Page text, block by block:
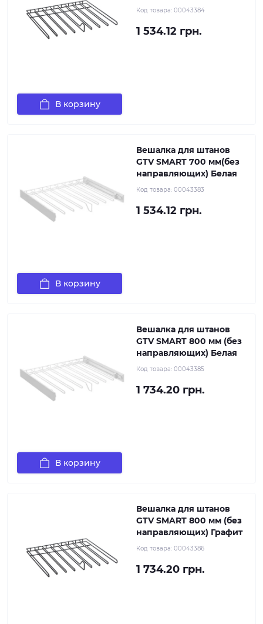
Код товара: 00043384
1 534.12 грн.
В корзину
Вешалка для штанов
GTV SMART 700 мм(без
направляющих) Белая
Код товара: 00043383
1 534.12 грн.
В корзину
Вешалка для штанов
GTV SMART 800 мм (без
направляющих) Белая
Код товара: 00043385
1 734.20 грн.
В корзину
Вешалка для штанов
GTV SMART 800 мм (без
направляющих) Графит
Код товара: 00043386
1 734.20 грн.